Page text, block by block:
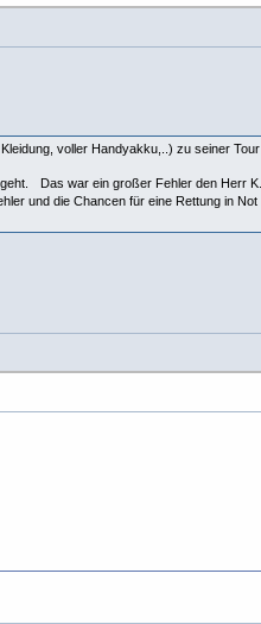
voller Handyakku,..) zu seiner Tour
Das war ein großer Fehler den Herr K.
und die Chancen für eine Rettung in Not